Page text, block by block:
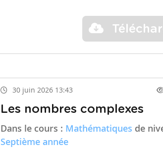
30 juin 2026 13:43
Les nombres complexes
Dans le cours : Mathématiques de
Septième année